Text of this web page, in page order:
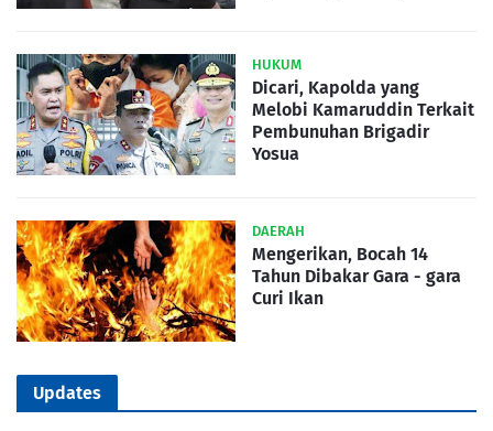
HUKUM
Dicari, Kapolda yang
Melobi Kamaruddin Terkait
Pembunuhan Brigadir
Yosua
DAERAH
Mengerikan, Bocah 14
Tahun Dibakar Gara - gara
Curi Ikan
Updates